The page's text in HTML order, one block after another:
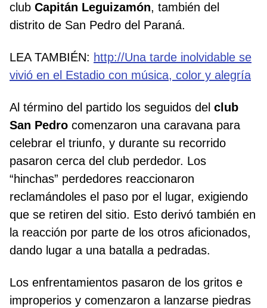
club Capitán Leguizamón, también del
distrito de San Pedro del Paraná.
LEA TAMBIÉN: http://Una tarde inolvidable se
vivió en el Estadio con música, color y alegría
Al término del partido los seguidos del club
San Pedro comenzaron una caravana para
celebrar el triunfo, y durante su recorrido
pasaron cerca del club perdedor. Los
“hinchas” perdedores reaccionaron
reclamándoles el paso por el lugar, exigiendo
que se retiren del sitio. Esto derivó también en
la reacción por parte de los otros aficionados,
dando lugar a una batalla a pedradas.
Los enfrentamientos pasaron de los gritos e
improperios y comenzaron a lanzarse piedras